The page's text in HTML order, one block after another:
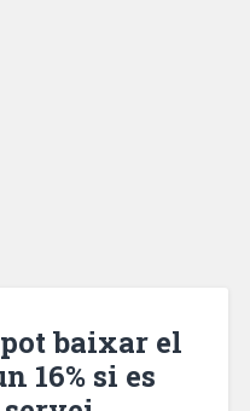
baixar el
16% si es